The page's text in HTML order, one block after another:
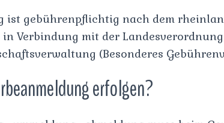
ist gebührenpflichtig nach dem
in Verbindung mit der
(Besonderes
erfolgen?